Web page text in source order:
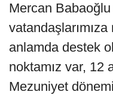
Mercan
anlamda destek
noktamız var, 12
Mezuniyet